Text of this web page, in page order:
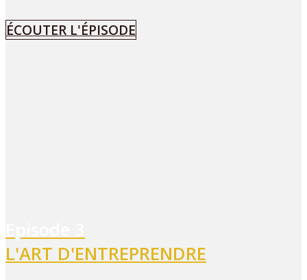
ÉCOUTER L'ÉPISODE
L'ART D'ENTREPRENDRE